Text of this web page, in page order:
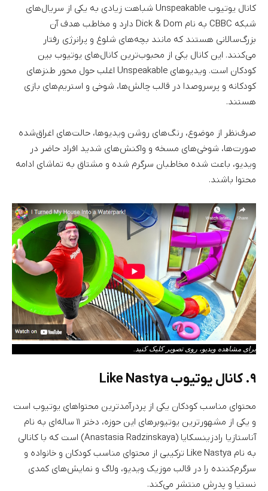
کانال یوتیوب Unspeakable شباهت زیادی به یکی از سریال‌های
شبکه CBBC به نام Dick & Dom دارد و مخاطب هدف آن
بزرگ‌سالانی هستند که مانند بچه‌های شلوغ و پرانرژی رفتار
می‌کنند. این کانال یکی از محبوب‌ترین کانال‌های یوتیوب بین
کودکان است. ویدیو‌های Unspeakable اغلب حول محور طنز‌های
کودکانه و پرسروصدا در قالب چالش‌ها، شوخی و استریم‌های بازی
هستند.
صرف‌نظر از موضوع، رنگ‌های روشن ویدیو‌ها، حالت‌های اغراق‌شده
صورت‌ها، شوخی‌های مسخه و واکنش‌های شدید افراد حاضر در
ویدیو، باعث شده مخاطبان سرگرم شده و مشتاق به تماشای ادامه
محتوا باشند.
برای مشاهده ویدیو، روی تصویر کلیک کنید.
۹. کانال یوتیوب Like Nastya
محتوای مناسب کودکان یکی از پردرآمدترین محتواهای یوتیوب است
و یکی از مشهورترین یوتیوبر‌های این حوزه، دختر ۱۱ ساله‌ای به نام
آناستازیا رادزینسکایا (Anastasia Radzinskaya) است که با کانالی
به نام Like Nastya ترکیبی از محتوای مناسب کودکان و خانواده و
سرگرم‌کننده را در قالب موزیک ویدیو، ولاگ و نمایش‌های کمدی
نستیا و پدرش منتشر می‌کند.